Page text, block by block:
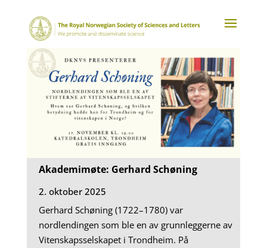
Akademimøte: Gerhard Schøning
2. oktober 2025
Gerhard Schøning (1722–1780) var
nordlendingen som ble en av grunnleggerne av
Vitenskapsselskapet i Trondheim. På